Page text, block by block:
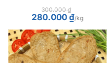
300.000₫
Giá
gốc
300.000 ₫.
280.000 ₫Giá
hiện
là:
280.000 ₫.
/kg